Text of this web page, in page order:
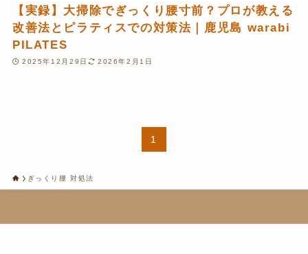
【実録】大掃除でぎっくり腰寸前？プロが教える
改善法とピラティスでの対策法｜鹿児島 warabi
PILATES
2025年12月29日 2026年2月1日
1
ぎっくり腰 対処法